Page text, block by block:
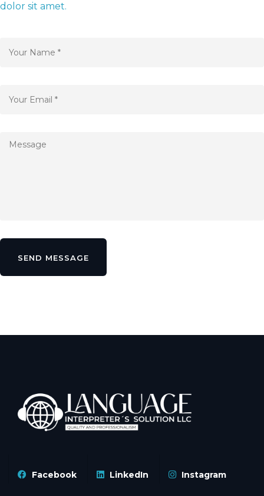
dolor sit amet.
SEND MESSAGE
Facebook LinkedIn Instagram